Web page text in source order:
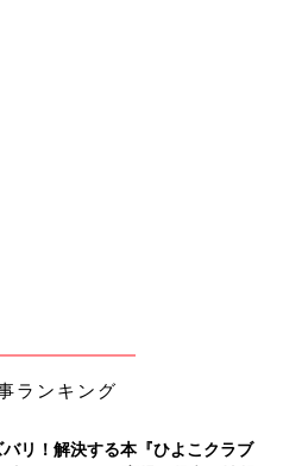
ランキング
リ！解決する本『ひよこクラブ